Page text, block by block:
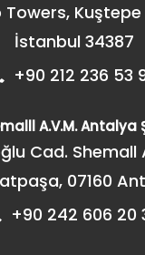
Kuştepe
İstanbul 34387
+90 212 236 53
A.V.M. Antalya
Cad. Shemall
07160
+90 242 606 20